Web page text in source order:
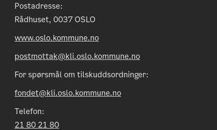
Postadresse:
Rådhuset, 0037 OSLO
www.oslo.kommune.no
postmottak@kli.oslo.kommune.no
For spørsmål om tilskuddsordninger:
fondet@kli.oslo.kommune.no
Telefon:
21 80 21 80